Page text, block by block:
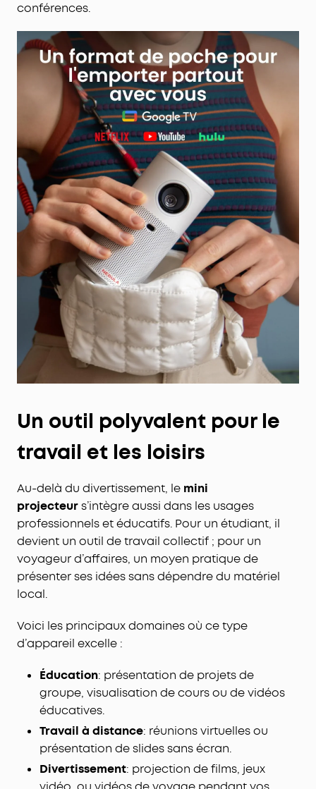
conférences.
Un outil polyvalent pour le
travail et les loisirs
Au-delà du divertissement, le mini
projecteurs’intègre aussi dans les usages
professionnels et éducatifs. Pour un étudiant, il
devient un outil de travail collectif ; pour un
voyageur d’affaires, un moyen pratique de
présenter ses idées sans dépendre du matériel
local.
Voici les principaux domaines où ce type
d’appareil excelle :
Éducation: présentation de projets de
groupe, visualisation de cours ou de vidéos
éducatives.
Travail à distance: réunions virtuelles ou
présentation de slides sans écran.
Divertissement: projection de films, jeux